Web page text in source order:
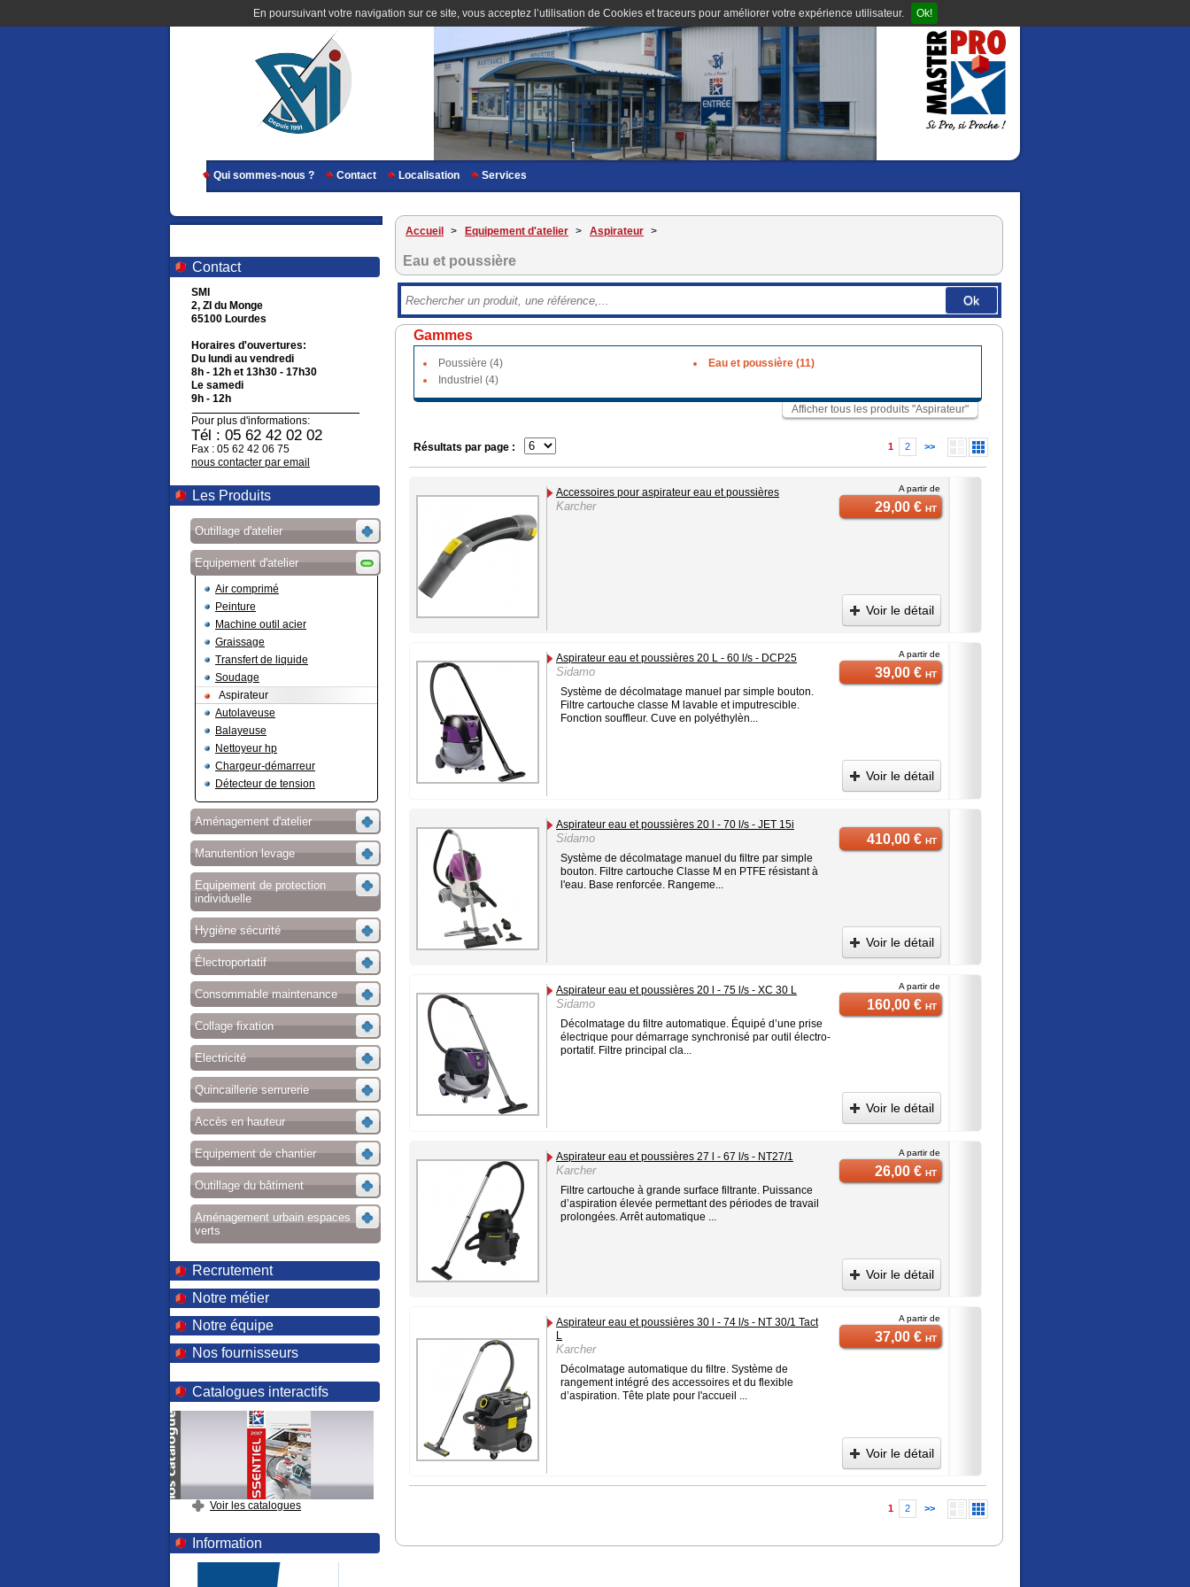
En poursuivant votre navigation sur ce site, vous acceptez l’utilisation de Cookies et traceurs pour améliorer votre expérience utilisateur. Ok!
Qui sommes-nous ? Contact Localisation Services
Contact
SMI
2, ZI du Monge
65100 Lourdes
Horaires d'ouvertures:
Du lundi au vendredi
8h - 12h et 13h30 - 17h30
Le samedi
9h - 12h
Pour plus d'informations:
Tél : 05 62 42 02 02
Fax : 05 62 42 06 75
nous contacter par email
Les Produits
Outillage d'atelier
Equipement d'atelier
Air comprimé
Peinture
Machine outil acier
Graissage
Transfert de liquide
Soudage
Aspirateur
Autolaveuse
Balayeuse
Nettoyeur hp
Chargeur-démarreur
Détecteur de tension
Aménagement d'atelier
Manutention levage
Equipement de protection
individuelle
Hygiène sécurité
Électroportatif
Consommable maintenance
Collage fixation
Electricité
Quincaillerie serrurerie
Accès en hauteur
Equipement de chantier
Outillage du bâtiment
Aménagement urbain espaces
verts
Recrutement
Notre métier
Notre équipe
Nos fournisseurs
Catalogues interactifs
Voir les catalogues
Information
Accueil > Equipement d'atelier > Aspirateur >
Eau et poussière
Ok
Gammes
Poussière (4)
Eau et poussière (11)
Industriel (4)
Afficher tous les produits "Aspirateur"
Résultats par page : 1 2 >>
Accessoires pour aspirateur eau et poussières
Karcher
A partir de
29,00 €HT
Voir le détail
Aspirateur eau et poussières 20 L - 60 l/s - DCP25
Sidamo
Système de décolmatage manuel par simple bouton.
Filtre cartouche classe M lavable et imputrescible.
Fonction souffleur. Cuve en polyéthylèn...
A partir de
39,00 €HT
Voir le détail
Aspirateur eau et poussières 20 l - 70 l/s - JET 15i
Sidamo
Système de décolmatage manuel du filtre par simple
bouton. Filtre cartouche Classe M en PTFE résistant à
l'eau. Base renforcée. Rangeme...
410,00 €HT
Voir le détail
Aspirateur eau et poussières 20 l - 75 l/s - XC 30 L
Sidamo
Décolmatage du filtre automatique. Équipé d’une prise
électrique pour démarrage synchronisé par outil électro-
portatif. Filtre principal cla...
A partir de
160,00 €HT
Voir le détail
Aspirateur eau et poussières 27 l - 67 l/s - NT27/1
Karcher
Filtre cartouche à grande surface filtrante. Puissance
d’aspiration élevée permettant des périodes de travail
prolongées. Arrêt automatique ...
A partir de
26,00 €HT
Voir le détail
Aspirateur eau et poussières 30 l - 74 l/s - NT 30/1 Tact
L
Karcher
Décolmatage automatique du filtre. Système de
rangement intégré des accessoires et du flexible
d’aspiration. Tête plate pour l'accueil ...
A partir de
37,00 €HT
Voir le détail
1 2 >>